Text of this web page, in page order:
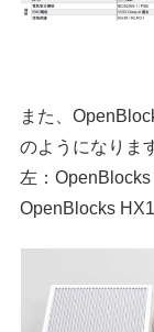
また、
のようになりま
左：
OpenBlocks HX1